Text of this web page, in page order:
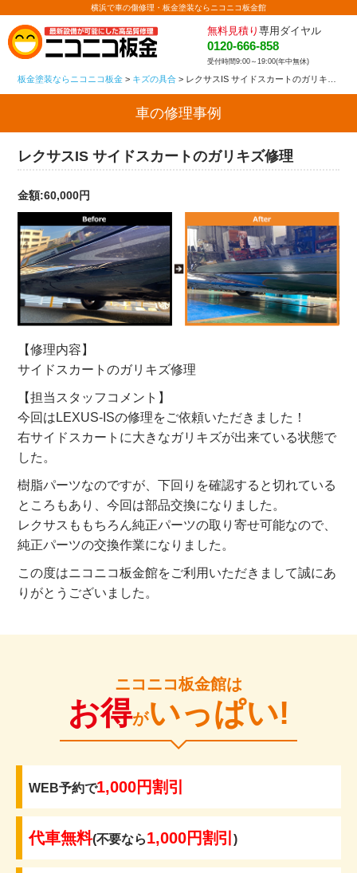
横浜で車の傷修理・板金塗装ならニコニコ板金館
無料見積り 専用ダイヤル
0120-666-858
受付時間9:00～19:00(年中無休)
板金塗装ならニコニコ板金 > キズの具合 > レクサスIS サイドスカートのガリキズ修理
車の修理事例
レクサスIS サイドスカートのガリキズ修理
金額:60,000円
【修理内容】
サイドスカートのガリキズ修理
【担当スタッフコメント】
今回はLEXUS-ISの修理をご依頼いただきました！
右サイドスカートに大きなガリキズが出来ている状態で
した。
樹脂パーツなのですが、下回りを確認すると切れている
ところもあり、今回は部品交換になりました。
レクサスももちろん純正パーツの取り寄せ可能なので、
純正パーツの交換作業になりました。
この度はニコニコ板金館をご利用いただきまして誠にあ
りがとうございました。
ニコニコ板金館は
お得がいっぱい!
WEB予約で1,000円割引
代車無料(不要なら1,000円割引)